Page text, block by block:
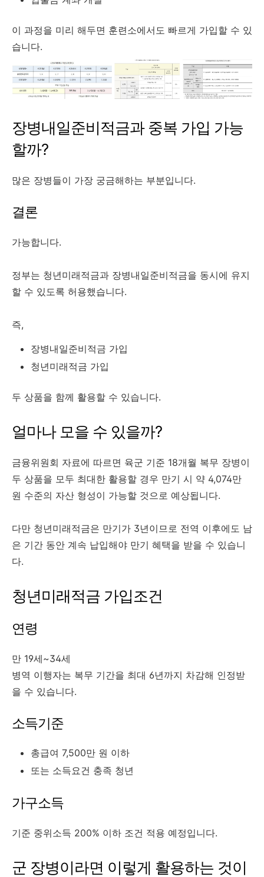
이 과정을 미리 해두면 훈련소에서도 빠르게 가입할 수 있
습니다.
장병내일준비적금과 중복 가입 가능
할까?
많은 장병들이 가장 궁금해하는 부분입니다.
결론
가능합니다.
정부는 청년미래적금과 장병내일준비적금을 동시에 유지
할 수 있도록 허용했습니다.
즉,
장병내일준비적금 가입
청년미래적금 가입
두 상품을 함께 활용할 수 있습니다.
얼마나 모을 수 있을까?
금융위원회 자료에 따르면 육군 기준 18개월 복무 장병이
두 상품을 모두 최대한 활용할 경우 만기 시 약 4,074만
원 수준의 자산 형성이 가능할 것으로 예상됩니다.
다만 청년미래적금은 만기가 3년이므로 전역 이후에도 남
은 기간 동안 계속 납입해야 만기 혜택을 받을 수 있습니
다.
청년미래적금 가입조건
연령
만 19세~34세
병역 이행자는 복무 기간을 최대 6년까지 차감해 인정받
을 수 있습니다.
소득기준
총급여 7,500만 원 이하
또는 소득요건 충족 청년
가구소득
기준 중위소득 200% 이하 조건 적용 예정입니다.
군 장병이라면 이렇게 활용하는 것이